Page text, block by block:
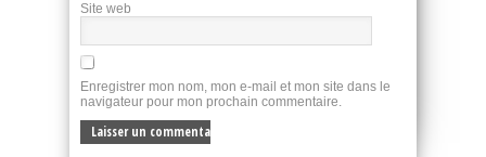
Site web
Enregistrer mon nom, mon e-mail et mon site dans le
navigateur pour mon prochain commentaire.